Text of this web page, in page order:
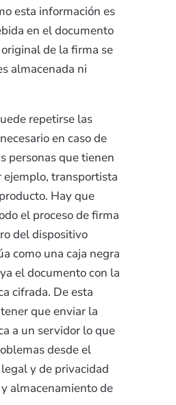
esta información es
en el documento
de la firma se
almacenada ni
repetirse las
en caso de
personas que tienen
ejemplo, transportista
Hay que
el proceso de firma
del dispositivo
como una caja negra
el documento con la
cifrada. De esta
que enviar la
a un servidor lo que
desde el
y de privacidad
almacenamiento de